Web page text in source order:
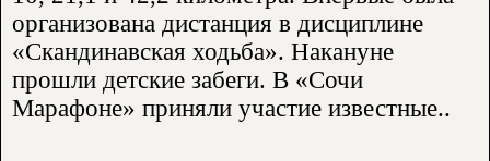
организована дистанция в дисциплине
«Скандинавская ходьба». Накануне
прошли детские забеги. В «Сочи
Марафоне» приняли участие известные..